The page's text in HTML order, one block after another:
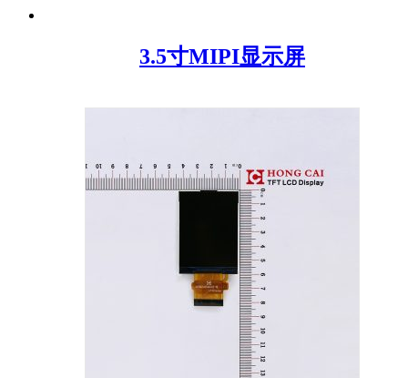
3.5寸MIPI显示屏